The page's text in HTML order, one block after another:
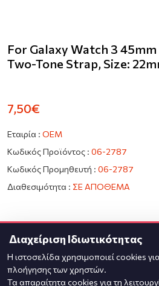
For Galaxy Watch 3
Two-Tone Strap, Size:
7,50€
Εταιρία : OEM
Κωδικός Προϊόντος : 06-2787
Κωδικός Προμηθευτή : 06-2787
Διαθεσιμότητα : ΣΕ ΑΠΟΘΕΜΑ
Διαχείριση Ιδιωτικότητας
Η ιστοσελίδα χρησιμοποιεί cookies
πλοήγησης των χρηστών.
Τα απαραίτητα cookies για τη